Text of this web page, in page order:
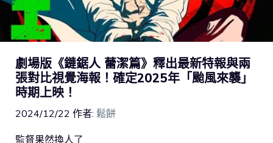
劇場版《鏈鋸人 蕾潔篇》釋出最新特報與兩
張對比視覺海報！確定2025年「颱風來襲」
時期上映！
2024/12/22 作者: 鬆餅
監督果然換人了